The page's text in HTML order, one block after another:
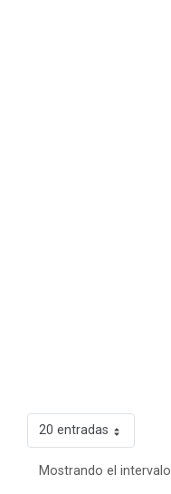
20 entradas
Mostrando el